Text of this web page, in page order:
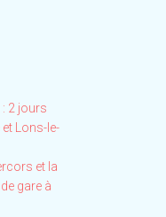
: 2 jours
Lons-le-
et la
gare à